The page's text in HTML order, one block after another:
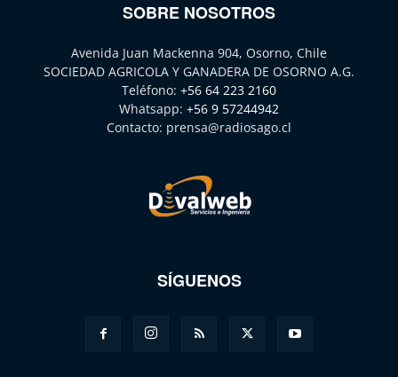
SOBRE NOSOTROS
Avenida Juan Mackenna 904, Osorno, Chile
SOCIEDAD AGRICOLA Y GANADERA DE OSORNO A.G.
Teléfono: +56 64 223 2160
Whatsapp: +56 9 57244942
Contacto: prensa@radiosago.cl
SÍGUENOS